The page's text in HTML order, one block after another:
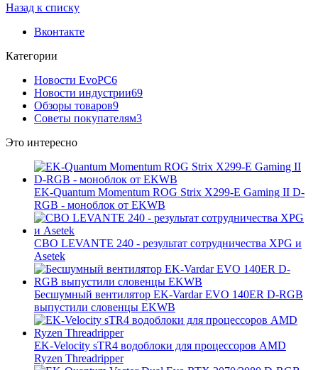
Назад к списку
Вконтакте
Категории
Новости EvoPC6
Новости индустрии69
Обзоры товаров9
Советы покупателям3
Это интересно
EK-Quantum Momentum ROG Strix X299-E Gaming II D-
RGB - моноблок от EKWB
СВО LEVANTE 240 - результат сотрудничества XPG и
Asetek
Бесшумный вентилятор EK-Vardar EVO 140ER D-RGB
выпустили словенцы EKWB
EK-Velocity sTR4 водоблоки для процессоров AMD
Ryzen Threadripper